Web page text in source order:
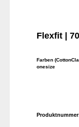
Flexfit |
Farben
onesize